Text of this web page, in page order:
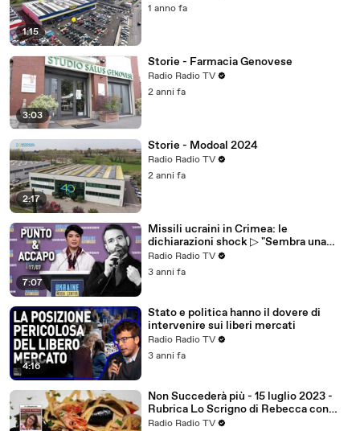
1:15
1 anno fa
3:03
Storie - Farmacia Genovese
Radio Radio TV
2 anni fa
2:17
Storie - Modoal 2024
Radio Radio TV
2 anni fa
7:07
Missili ucraini in Crimea: le
dichiarazioni shock ▷ "Sembra una
pulizia etnica"
Radio Radio TV
3 anni fa
4:16
Stato e politica hanno il dovere di
intervenire sui liberi mercati
Radio Radio TV
3 anni fa
Non Succederà più - 15 luglio 2023 -
Rubrica Lo Scrigno di Rebecca con
Rebecca De Pasquale(GF14)
Radio Radio TV